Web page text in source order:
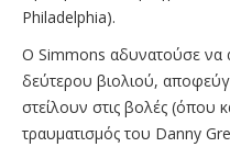
Philadelphia).
O Simmons αδυνατoύσε να
δεύτερου βιολιού,
στείλουν στις βολές (όπου
τραυματισμός του Danny